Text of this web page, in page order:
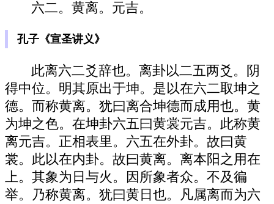
六二。黄离。元吉。
孔子《宣圣讲义》
此离六二爻辞也。离卦以二五两爻。阴
得中位。明其原出于坤。是以在六二取坤之
德。而称黄离。犹曰离合坤德而成用也。黄
为坤之色。在坤卦六五曰黄裳元吉。此称黄
离元吉。正相表里。六五在外卦。故曰黄
裳。此以在内卦。故曰黄离。离本阳之用在
上。其象为日与火。因所象者众。不及徧
举。乃称黄离。犹曰黄日也。凡属离而为六